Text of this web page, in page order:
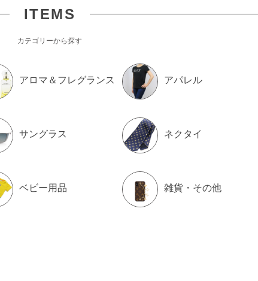
ITEMS
カテゴリーから探す
アロマ＆フレグランス アパレル
サングラス ネクタイ
ベビー用品 雑貨・その他